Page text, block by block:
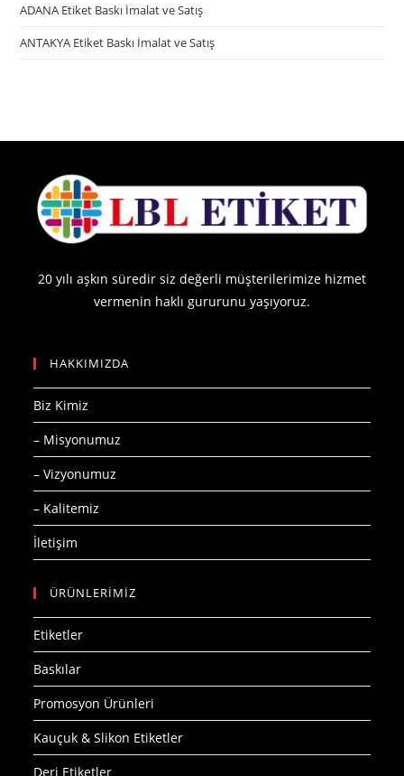
ADANA Etiket Baskı İmalat ve Satış
ANTAKYA Etiket Baskı İmalat ve Satış
20 yılı aşkın süredir siz değerli müşterilerimize hizmet
vermenin haklı gururunu yaşıyoruz.
HAKKIMIZDA
Biz Kimiz
– Misyonumuz
– Vizyonumuz
– Kalitemiz
İletişim
ÜRÜNLERİMİZ
Etiketler
Baskılar
Promosyon Ürünleri
Kauçuk & Slikon Etiketler
Deri Etiketler